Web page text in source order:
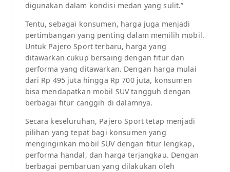
digunakan dalam kondisi medan yang sulit.”
Tentu, sebagai konsumen, harga juga menjadi
pertimbangan yang penting dalam memilih mobil.
Untuk Pajero Sport terbaru, harga yang
ditawarkan cukup bersaing dengan fitur dan
performa yang ditawarkan. Dengan harga mulai
dari Rp 495 juta hingga Rp 700 juta, konsumen
bisa mendapatkan mobil SUV tangguh dengan
berbagai fitur canggih di dalamnya.
Secara keseluruhan, Pajero Sport tetap menjadi
pilihan yang tepat bagi konsumen yang
menginginkan mobil SUV dengan fitur lengkap,
performa handal, dan harga terjangkau. Dengan
berbagai pembaruan yang dilakukan oleh